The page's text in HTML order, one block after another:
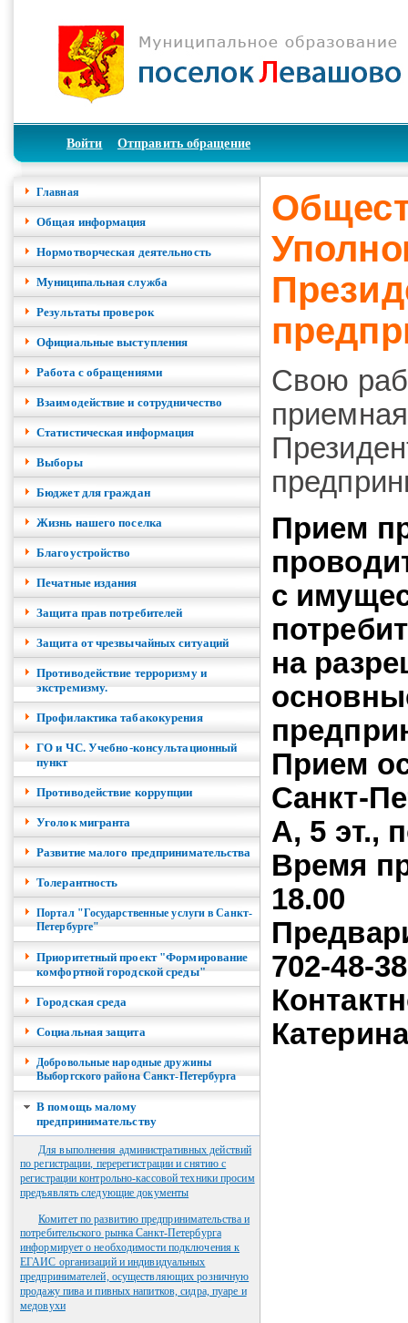
Войти Отправить обращение
Главная
Общая информация
Нормотворческая деятельность
Муниципальная служба
Результаты проверок
Официальные выступления
Работа с обращениями
Взаимодействие и сотрудничество
Cтатистическая информация
Выборы
Бюджет для граждан
Жизнь нашего поселка
Благоустройство
Печатные издания
Защита прав потребителей
Защита от чрезвычайных ситуаций
Противодействие терроризму и
экстремизму.
Профилактика табакокурения
ГО и ЧС. Учебно-консультационный
пункт
Противодействие коррупции
Уголок мигранта
Развитие малого предпринимательства
Толерантность
Портал "Государственные услуги в Санкт-
Петербурге"
Приоритетный проект "Формирование
комфортной городской среды"
Городская среда
Социальная защита
Добровольные народные дружины
Выборгского района Санкт-Петербурга
В помощь малому
предпринимательству
Для выполнения административных действий
по регистрации, перерегистрации и снятию с
регистрации контрольно-кассовой техники просим
предъявлять следующие документы
Комитет по развитию предпринимательства и
потребительского рынка Санкт-Петербурга
информирует о необходимости подключения к
ЕГАИС организаций и индивидуальных
предпринимателей, осуществляющих розничную
продажу пива и пивных напитков, сидра, пуаре и
медовухи
Свою
Прием
с
на
Прием
Санкт-
А, 5 эт.,
Время
18.00
702-48-38